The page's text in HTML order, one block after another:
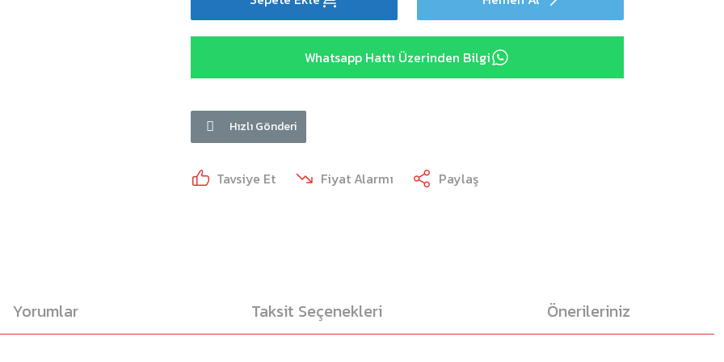
Whatsapp Hattı Üzerinden Bilgi
Hızlı Gönderi
Tavsiye Et Fiyat Alarmı Paylaş
Yorumlar Taksit Seçenekleri Önerileriniz